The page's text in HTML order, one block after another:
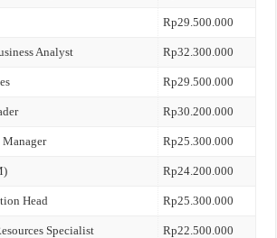
Rp29.500.000
Analyst Rp32.300.000
Rp29.500.000
Rp30.200.000
Manager Rp25.300.000
Rp24.200.000
Head Rp25.300.000
Specialist Rp22.500.000